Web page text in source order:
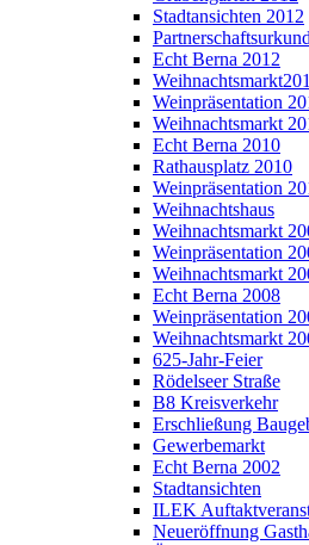
Stadtansichten 2012
Echt Berna 2012
Weinpräsentation
Weihnachtsmarkt
Echt Berna 2010
Rathausplatz 2010
Weinpräsentation
Weihnachtshaus
Weihnachtsmarkt
Weinpräsentation
Weihnachtsmarkt
Echt Berna 2008
Weinpräsentation
Weihnachtsmarkt
625-Jahr-Feier
Rödelseer Straße
B8 Kreisverkehr
Erschließung
Gewerbemarkt
Echt Berna 2002
Stadtansichten
ILEK
Neueröffnung